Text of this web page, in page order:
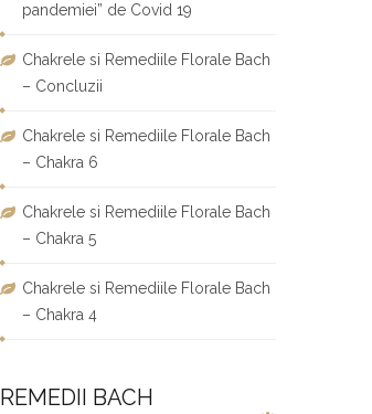
pandemiei” de Covid 19
Chakrele si Remediile Florale Bach
– Concluzii
Chakrele si Remediile Florale Bach
– Chakra 6
Chakrele si Remediile Florale Bach
– Chakra 5
Chakrele si Remediile Florale Bach
– Chakra 4
REMEDII BACH